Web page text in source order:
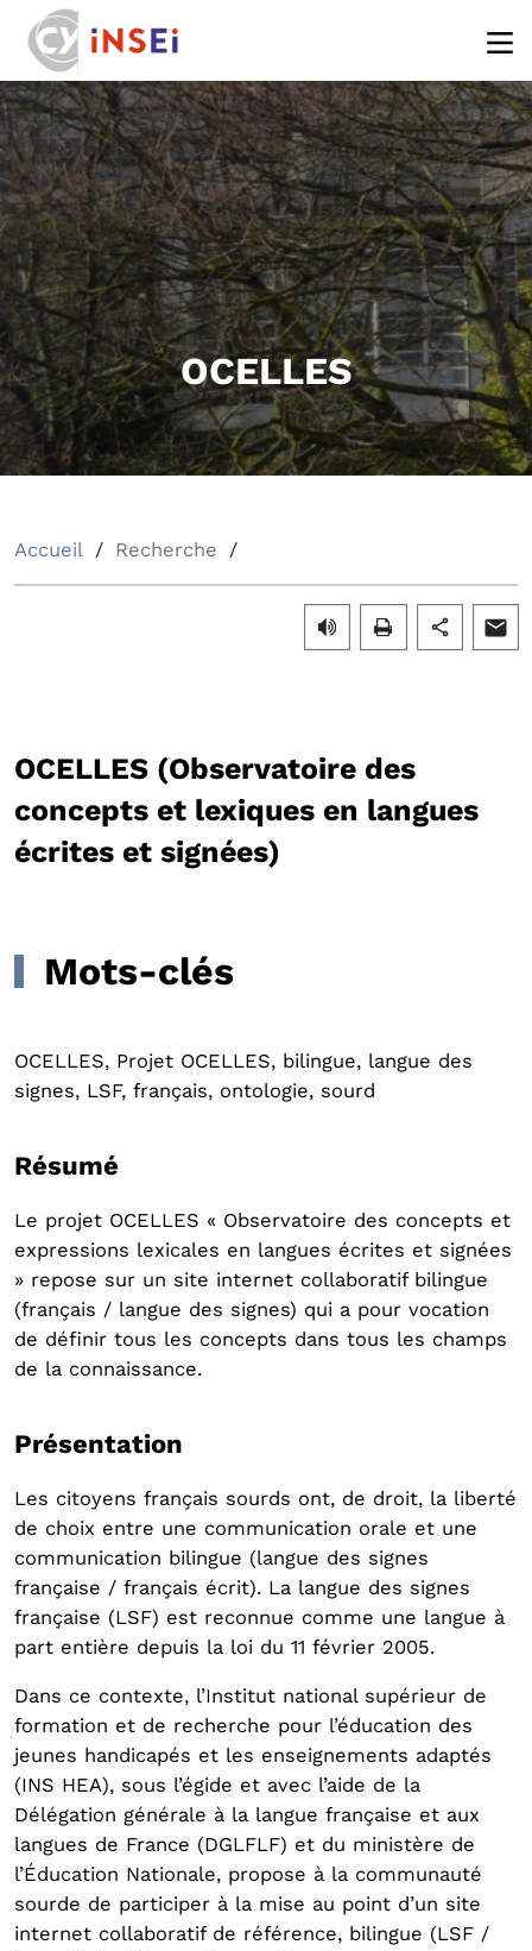
OCELLES
Accueil Recherche
OCELLES (Observatoire des
concepts et lexiques en langues
écrites et signées)
Mots-clés
OCELLES, Projet OCELLES, bilingue, langue des
signes, LSF, français, ontologie, sourd
Résumé
Le projet OCELLES « Observatoire des concepts et
expressions lexicales en langues écrites et signées
» repose sur un site internet collaboratif bilingue
(français / langue des signes) qui a pour vocation
de définir tous les concepts dans tous les champs
de la connaissance.
Présentation
Les citoyens français sourds ont, de droit, la liberté
de choix entre une communication orale et une
communication bilingue (langue des signes
française / français écrit). La langue des signes
française (LSF) est reconnue comme une langue à
part entière depuis la loi du 11 février 2005.
Dans ce contexte, l’Institut national supérieur de
formation et de recherche pour l’éducation des
jeunes handicapés et les enseignements adaptés
(INS HEA), sous l’égide et avec l’aide de la
Délégation générale à la langue française et aux
langues de France (DGLFLF) et du ministère de
l’Éducation Nationale, propose à la communauté
sourde de participer à la mise au point d’un site
internet collaboratif de référence, bilingue (LSF /